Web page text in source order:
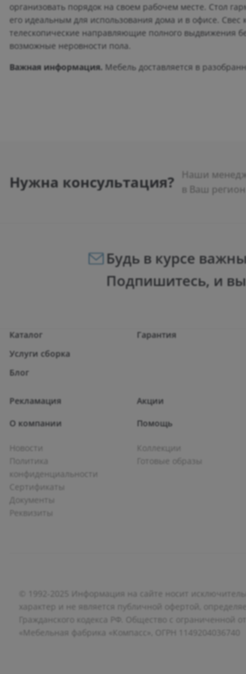
организовать порядок на своем рабочем месте. Стол
его идеальным для использования дома и в офисе.
телескопические направляющие полного выдвижения
возможные неровности пола.
Важная информация. Мебель доставляется в
Нужна консультация?
Наши
в Ваш
Будь в курсе
Подпишитесь, и
Каталог
Услуги сборка
Блог
Гарантия
Рекламация Акции
О компании
Новости
Политика
конфиденциальности
Сертификаты
Документы
Реквизиты
Помощь
Коллекции
Готовые образы
© 1992-2025 Информация на сайте носит
характер и не является публичной офертой,
Гражданского кодекса РФ. Общество с ограниченной
«Мебельная фабрика «Компасс», ОГРН 1149204036740